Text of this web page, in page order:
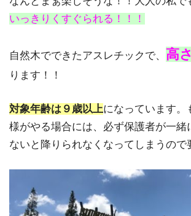
いっきりくすぐられる！！！
自然木でできたアスレチックで、 高
ります！！
対象年齢は９歳以上になっています。
様がやる場合には、必ず保護者が一緒
ないと降りられなくなってしまうので